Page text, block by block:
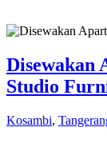
Disewakan
Studio
Kosambi,